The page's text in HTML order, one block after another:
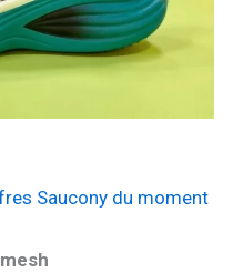
Saucony du moment